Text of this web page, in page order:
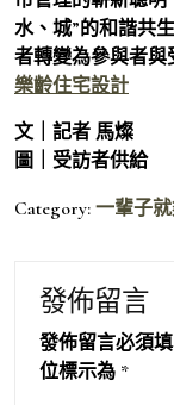
水、城”的和諧共
者轉變為參與者與
樂齡住宅設計
文｜記者 馬燦
圖｜受訪者供給
Category: 一輩子
發佈留言
發佈留言必須
位標示為 *